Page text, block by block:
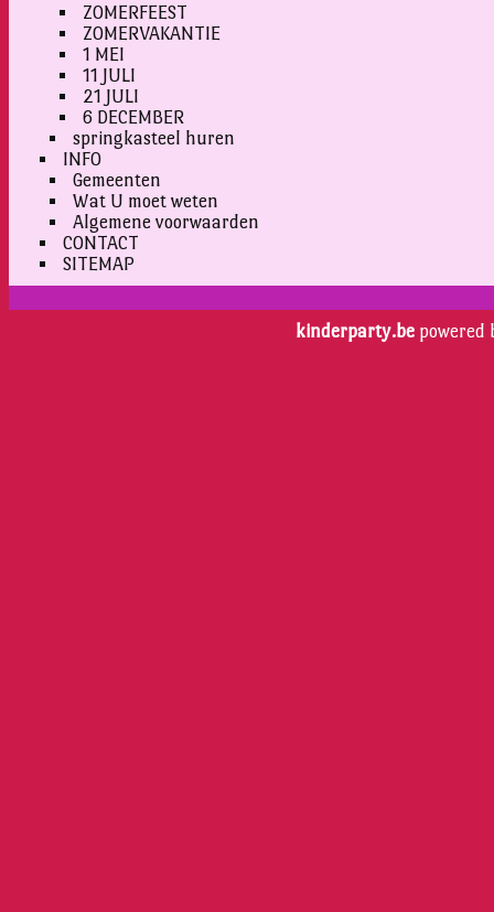
ZOMERFEEST
ZOMERVAKANTIE
1 MEI
11 JULI
21 JULI
6 DECEMBER
springkasteel huren
INFO
Gemeenten
Wat U moet weten
Algemene voorwaarden
CONTACT
SITEMAP
kinderparty.be powered